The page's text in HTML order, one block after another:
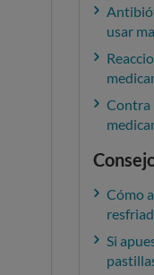
usar
Contra
Cómo
Si